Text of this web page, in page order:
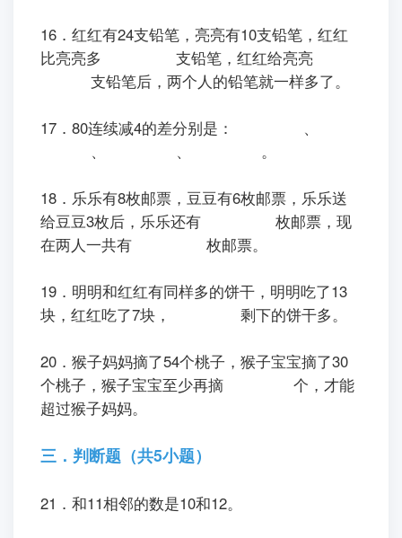
16．红红有24支铅笔，亮亮有10支铅笔，红红
比亮亮多
支铅笔，红红给亮亮
支铅笔后，两个人的铅笔就一样多了。
17．80连续减4的差分别是：
、
、
、 。
18．乐乐有8枚邮票，豆豆有6枚邮票，乐乐送
给豆豆3枚后，乐乐还有
枚邮票，现
在两人一共有
枚邮票。
19．明明和红红有同样多的饼干，明明吃了13
块，红红吃了7块，
剩下的饼干多。
20．猴子妈妈摘了54个桃子，猴子宝宝摘了30
个桃子，猴子宝宝至少再摘
个，才能
超过猴子妈妈。
三．判断题（共5小题）
21．和11相邻的数是10和12。